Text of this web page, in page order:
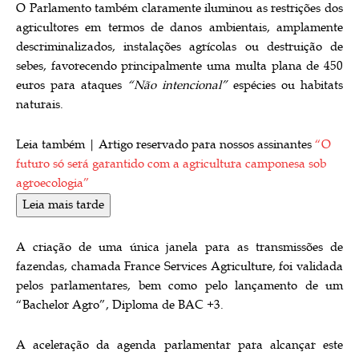
O Parlamento também claramente iluminou as restrições dos
agricultores em termos de danos ambientais, amplamente
descriminalizados, instalações agrícolas ou destruição de
sebes, favorecendo principalmente uma multa plana de 450
euros para ataques “Não intencional”espécies ou habitats
naturais.
Leia também | Artigo reservado para nossos assinantes “O
futuro só será garantido com a agricultura camponesa sob
agroecologia”
Leia mais tarde
A criação de uma única janela para as transmissões de
fazendas, chamada France Services Agriculture, foi validada
pelos parlamentares, bem como pelo lançamento de um
“Bachelor Agro”, Diploma de BAC +3.
A aceleração da agenda parlamentar para alcançar este